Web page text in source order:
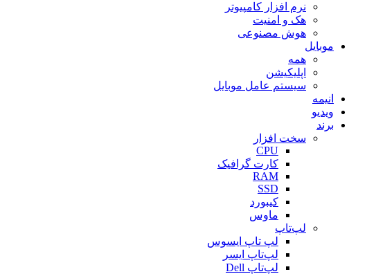
نرم افزار کامپیوتر
هک و امنیت
هوش مصنوعی
موبایل
همه
اپلیکیشن
سیستم عامل موبایل
انیمه
ویدیو
برند
سخت افزار
CPU
کارت گرافیک
RAM
SSD
کیبورد
ماوس
لپ‌تاپ
لپ تاپ ایسوس
لپ‌تاپ ایسر
لپ‌تاپ Dell